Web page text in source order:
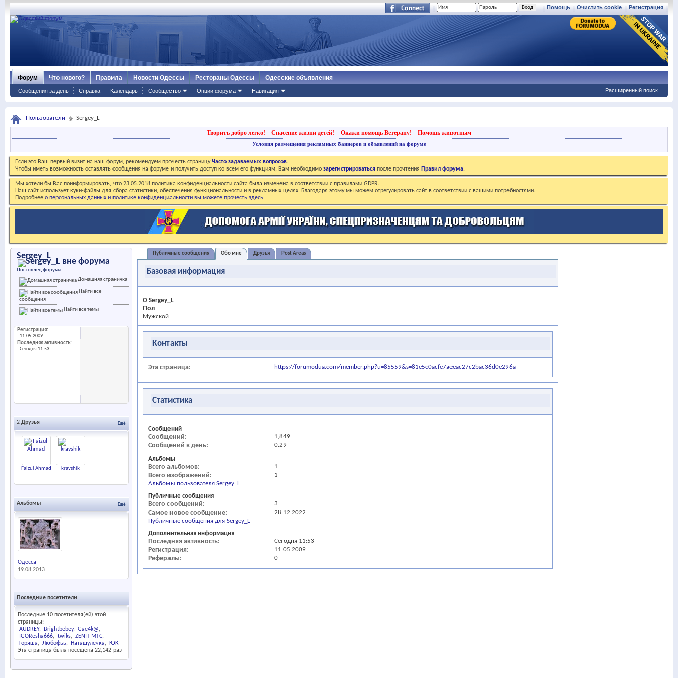
Регистрация
Очистить cookie
Помощь
Форум
Сообщения за день Справка Календарь Сообщество Опции форума Навигация
Что нового? Правила Новости Одессы Рестораны Одессы Одесские объявления
Расширенный поиск
Пользователи Sergey_L
Творить добро легко! Спасение жизни детей! Окажи помощь Ветерану! Помощь животным
Условия размещения рекламных баннеров и объявлений на форуме
Если это Ваш первый визит на наш форум, рекомендуем прочесть страницуЧасто задаваемых вопросов.
Чтобы иметь возможность оставлять сообщения на форуме и получить доступ ко всем его функциям, Вам необходимо зарегистрироваться после прочтения Правил форума.
Мы хотели бы Вас поинформировать, что 23.05.2018 политика конфиденциальности сайта была изменена в соответствии с правилами GDPR.
Наш сайт использует куки-файлы для сбора статистики, обеспечения функциональности и в рекламных целях. Благодаря этому мы можем отрегулировать сайт в соответствии с вашими потребностями.
Подробнее о персональных данных и политике конфиденциальности вы можете прочесть здесь.
Sergey_L
Постоялец форума
Домашняя страничка
Найти все
сообщения
Найти все темы
Регистрация
11.05.2009
Последняя активность
Сегодня 11:53
Ещё
2 Друзья
Faizul Ahmad kravshik
Ещё
Альбомы
Одесса
19.08.2013
Последние посетители
Последние 10 посетителя(ей) этой
страницы:
AUDREY
Brightbebey
Gae4k@
IGOResha666
twiks
ZENIT MTC
Горяша
Любофьь Наташулечка
ЮК
Эта страница была посещена 22,142 раз
Публичные сообщения Обо мне Друзья Post Areas
Базовая информация
О Sergey_L
Пол
Мужской
Контакты
Эта страница https://forumodua.com/member.php?u=85559&s=81e5c0acfe7aeeac27c2bac36d0e296a
Статистика
Сообщений
Сообщений 1,849
Сообщений в день 0.29
Альбомы
Всего альбомов 1
Всего изображений
1
Альбомы пользователя Sergey_L
Публичные сообщения
Всего сообщений 3
Самое новое сообщение
28.12.2022
Публичные сообщения для Sergey_L
Дополнительная информация
Последняя активность Сегодня 11:53
Регистрация 11.05.2009
Рефералы 0